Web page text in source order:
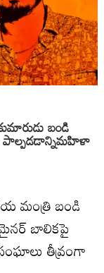
బండి
పాల్పడడాన్నిమహిళా
మంత్రి బండి
బాలికపై
తీవ్రంగా